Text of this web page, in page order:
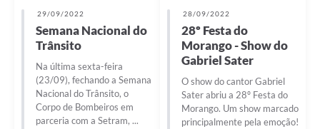
29/09/2022
Semana Nacional do
Trânsito
Na última sexta-feira
(23/09), fechando a Semana
Nacional do Trânsito, o
Corpo de Bombeiros em
parceria com a Setram, ...
28/09/2022
28º Festa do
Morango - Show do
Gabriel Sater
O show do cantor Gabriel
Sater abriu a 28º Festa do
Morango. Um show marcado
principalmente pela emoção!